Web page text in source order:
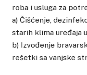
roba i usluga za
a) Čišćenje,
starih klima uređaja
b) Izvođenje
rešetki sa vanjske